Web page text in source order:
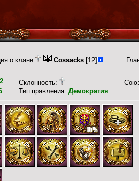
о клане Cossacks [12]
Склонность:
Тип правления: Демократия